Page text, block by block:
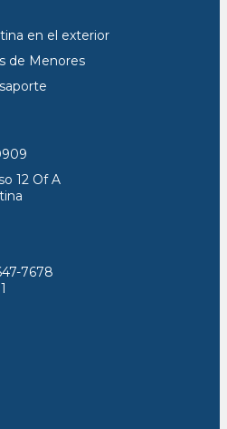
en el exterior
de Menores
12 Of A
7678